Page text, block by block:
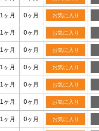
1ヶ月 0ヶ月 お気に入り
1ヶ月 0ヶ月 お気に入り
1ヶ月 0ヶ月 お気に入り
1ヶ月 0ヶ月 お気に入り
1ヶ月 0ヶ月 お気に入り
1ヶ月 0ヶ月 お気に入り
1ヶ月 0ヶ月 お気に入り